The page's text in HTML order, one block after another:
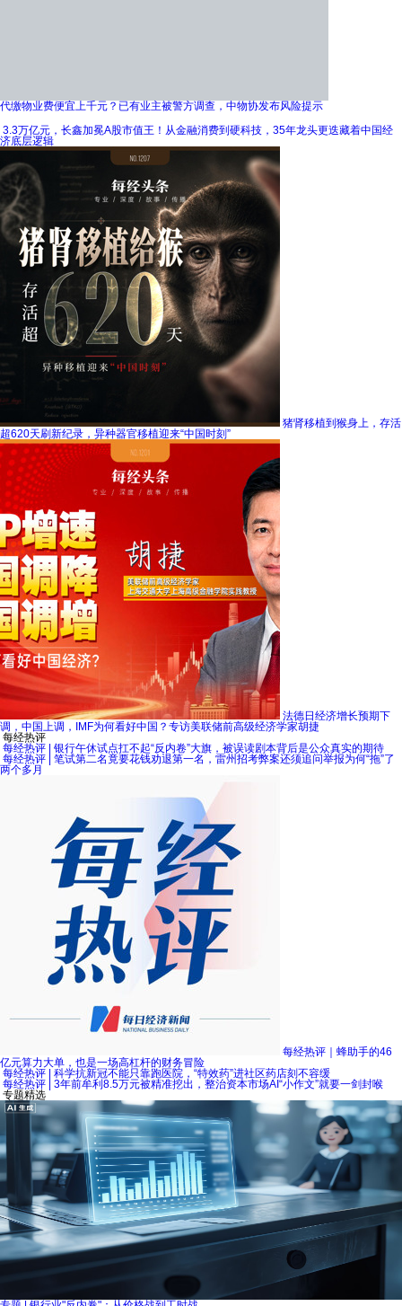
代缴物业费便宜上千元？已有业主被警方调查，中物协发布风险提示
3.3万亿元，长鑫加冕A股市值王！从金融消费到硬科技，35年龙头更迭藏着中国经
济底层逻辑
猪肾移植到猴身上，存活
超620天刷新纪录，异种器官移植迎来“中国时刻”
法德日经济增长预期下
调，中国上调，IMF为何看好中国？专访美联储前高级经济学家胡捷
每经热评
每经热评 | 银行午休试点扛不起“反内卷”大旗，被误读剧本背后是公众真实的期待
每经热评 | 笔试第二名竟要花钱劝退第一名，雷州招考弊案还须追问举报为何“拖”了
两个多月
每经热评｜蜂助手的46
亿元算力大单，也是一场高杠杆的财务冒险
每经热评 | 科学抗新冠不能只靠跑医院，“特效药”进社区药店刻不容缓
每经热评 | 3年前牟利8.5万元被精准挖出，整治资本市场AI“小作文”就要一剑封喉
专题精选